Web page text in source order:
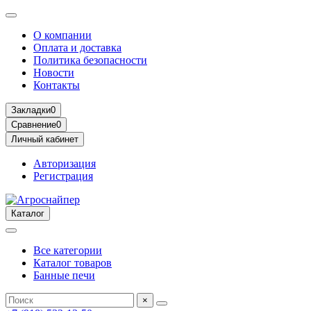
О компании
Оплата и доставка
Политика безопасности
Новости
Контакты
Закладки0
Сравнение0
Личный кабинет
Авторизация
Регистрация
Каталог
Все категории
Каталог товаров
Банные печи
×